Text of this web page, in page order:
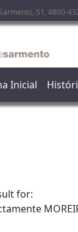
51, 4800-
Inicial
for: